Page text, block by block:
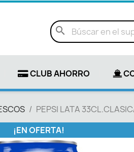
search
CLUB AHORRO
PEPSI LATA
¡EN OFERTA!